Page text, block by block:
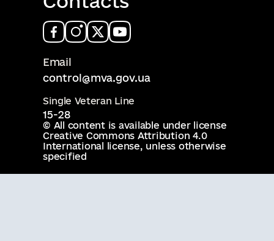
Email
control@mva.gov.ua
Single Veteran Line
15-28
© All content is available under license
Creative Commons Attribution 4.0
International license, unless otherwise
specified